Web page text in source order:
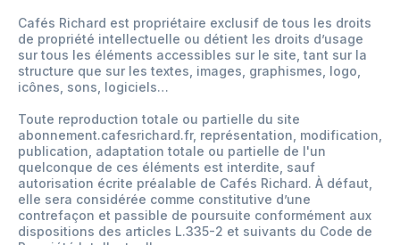
Cafés Richard est propriétaire exclusif de tous les droits
de propriété intellectuelle ou détient les droits d’usage
sur tous les éléments accessibles sur le site, tant sur la
structure que sur les textes, images, graphismes, logo,
icônes, sons, logiciels…
Toute reproduction totale ou partielle du site
abonnement.cafesrichard.fr, représentation, modification,
publication, adaptation totale ou partielle de l'un
quelconque de ces éléments est interdite, sauf
autorisation écrite préalable de Cafés Richard. À défaut,
elle sera considérée comme constitutive d’une
contrefaçon et passible de poursuite conformément aux
dispositions des articles L.335-2 et suivants du Code de